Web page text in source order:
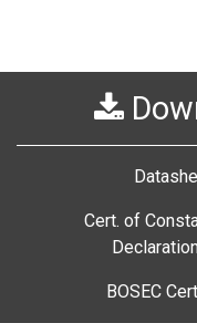
Cert. of
BOSEC